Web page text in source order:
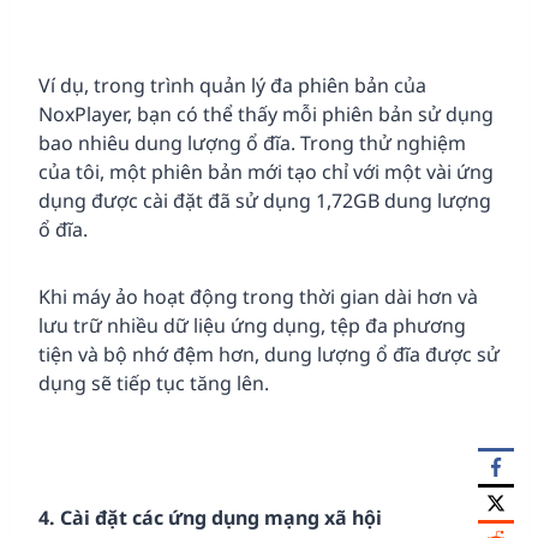
Ví dụ, trong trình quản lý đa phiên bản của
NoxPlayer, bạn có thể thấy mỗi phiên bản sử dụng
bao nhiêu dung lượng ổ đĩa. Trong thử nghiệm
của tôi, một phiên bản mới tạo chỉ với một vài ứng
dụng được cài đặt đã sử dụng 1,72GB dung lượng
ổ đĩa.
Khi máy ảo hoạt động trong thời gian dài hơn và
lưu trữ nhiều dữ liệu ứng dụng, tệp đa phương
tiện và bộ nhớ đệm hơn, dung lượng ổ đĩa được sử
dụng sẽ tiếp tục tăng lên.
4. Cài đặt các ứng dụng mạng xã hội